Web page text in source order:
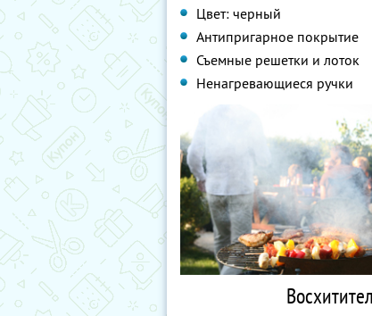
Цвет: черный
Антипригарное покрытие
Съемные решетки и лоток
Ненагревающиеся ручки